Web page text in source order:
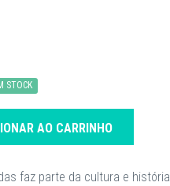
STOCK
AO CARRINHO
faz parte da cultura e história